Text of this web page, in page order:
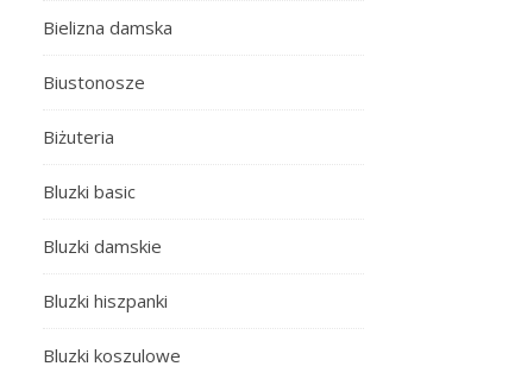
Bielizna damska
Biustonosze
Biżuteria
Bluzki basic
Bluzki damskie
Bluzki hiszpanki
Bluzki koszulowe